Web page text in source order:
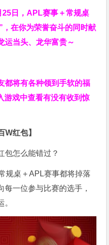
日，APL赛事＋常规桌
在你为荣誉奋斗的同时献
运当头、龙华富贵～
都将有各种领到手软的福
游戏中查看有没有收到惊
W红包】
包怎么能错过？
规桌＋APL赛事都将掉落
每一位参与比赛的选手，